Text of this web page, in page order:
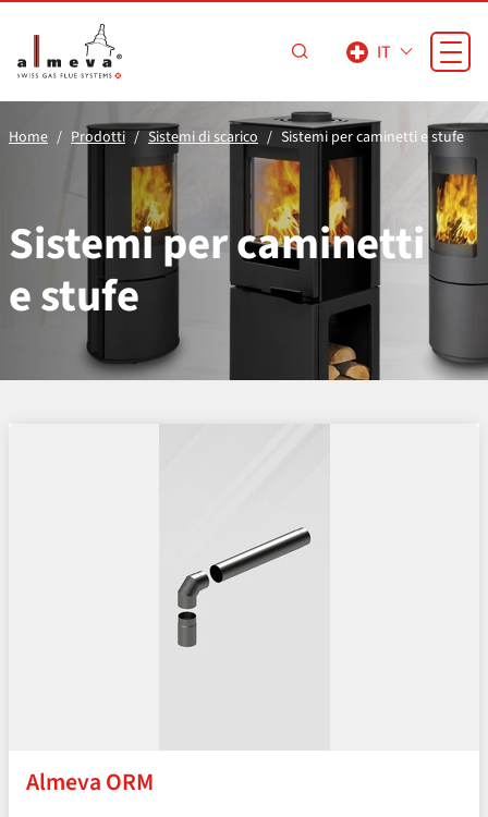
IT
Home Prodotti Sistemi di scarico Sistemi per caminetti e stufe
Sistemi per caminetti
e stufe
Almeva ORM